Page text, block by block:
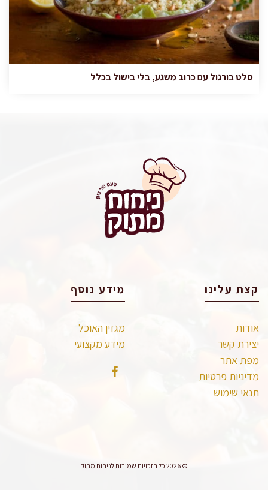
סלט בורגול עם כרוב משגע, בלי בישול בכלל
קצת עלינו
אודות
יצירת קשר
מפת אתר
מדיניות פרטיות
תנאי שימוש
מידע נוסף
מגזין האוכל
מידע מקצועי
© 2026 כל הזכויות שמורות לניחוח מתוק